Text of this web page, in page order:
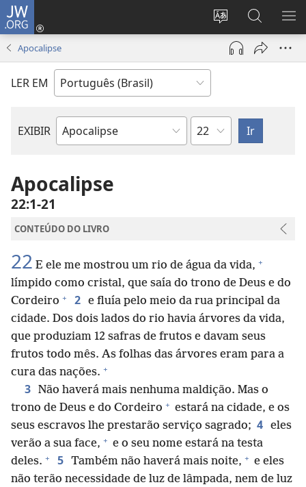
JW.ORG
Mudar
idioma
Log
(abre
janela)
Buscar
no
JW.ORG
Apocalipse
LER EM
EXIBIR
Livro
Capítulo
Apocalipse
22:1-21
CONTEÚDO DO LIVRO
22 E ele me mostrou um rio de água da vida, +
límpido como cristal, que saía do trono de Deus e do
Cordeiro + 2 e fluía pelo meio da rua principal da
cidade. Dos dois lados do rio havia árvores da vida,
que produziam 12 safras de frutos e davam seus
frutos todo mês. As folhas das árvores eram para a
cura das nações. +
3 Não haverá mais nenhuma maldição. Mas o
trono de Deus e do Cordeiro + estará na cidade, e os
seus escravos lhe prestarão serviço sagrado; 4 eles
verão a sua face, + e o seu nome estará na testa
deles. + 5 Também não haverá mais noite, + e eles
não terão necessidade de luz de lâmpada, nem de luz